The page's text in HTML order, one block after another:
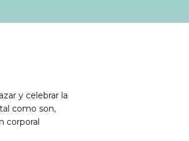
y celebrar la
como son,
corporal